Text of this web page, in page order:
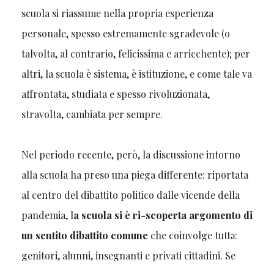
scuola si riassume nella propria esperienza
personale, spesso estremamente sgradevole (o
talvolta, al contrario, felicissima e arricchente); per
altri, la scuola è sistema, è istituzione, e come tale va
affrontata, studiata e spesso rivoluzionata,
stravolta, cambiata per sempre.
Nel periodo recente, però, la discussione intorno
alla scuola ha preso una piega differente: riportata
al centro del dibattito politico dalle vicende della
pandemia, la scuola si è ri-scoperta argomento di
un sentito dibattito comune che coinvolge tuttǝ:
genitori, alunni, insegnanti e privati cittadini. Se